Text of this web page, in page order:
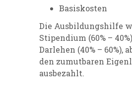
Basiskosten
Die Ausbildungshilfe
Stipendium (60% –
Darlehen (40% – 60%),
den zumutbaren
ausbezahlt.